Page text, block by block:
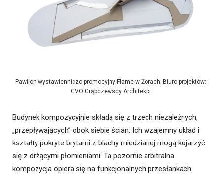
Pawilon wystawienniczo-promocyjny Flame w Żorach; Biuro projektów:
OVO Grąbczewscy Architekci
Budynek kompozycyjnie składa się z trzech niezależnych,
„przepływających” obok siebie ścian. Ich wzajemny układ i
kształty pokryte brytami z blachy miedzianej mogą kojarzyć
się z drżącymi płomieniami. Ta pozornie arbitralna
kompozycja opiera się na funkcjonalnych przesłankach.